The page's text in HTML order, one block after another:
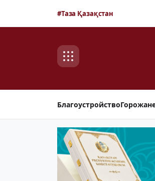
#Таза Қазақстан
Благоустройство